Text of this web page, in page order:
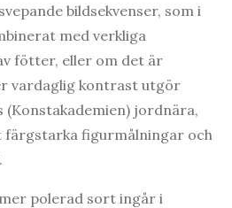
bildsekvenser, som i
med verkliga
fötter, eller om det är
vardaglig kontrast utgör
(Konstakademien) jordnära,
färgstarka figurmålningar och
polerad sort ingår i